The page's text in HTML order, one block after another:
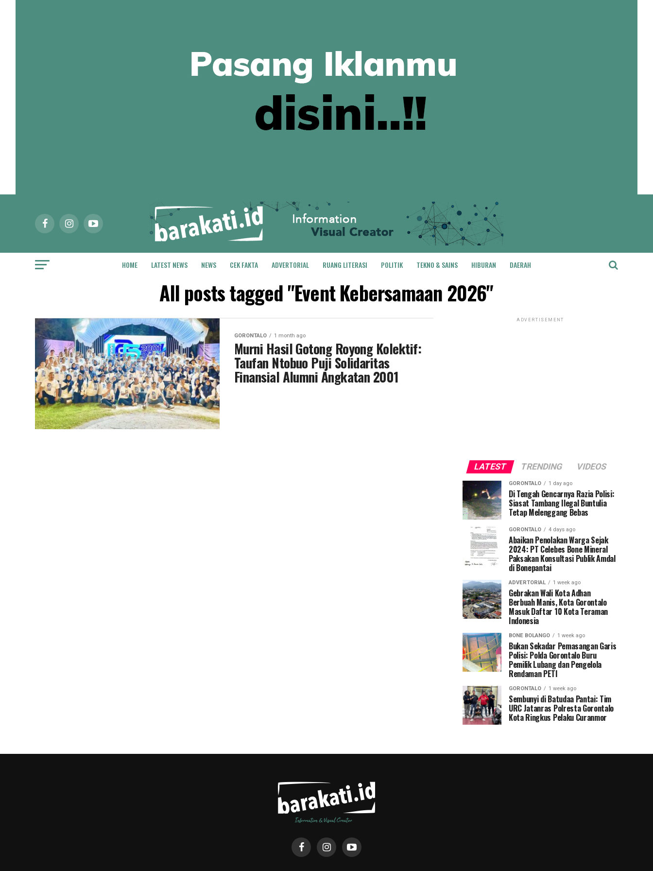
HOME LATEST NEWS NEWS CEK FAKTA ADVERTORIAL RUANG LITERASI POLITIK TEKNO & SAINS HIBURAN DAERAH
All posts tagged "Event Kebersamaan 2026"
GORONTALO 1 month ago
Murni Hasil Gotong Royong Kolektif:
Taufan Ntobuo Puji Solidaritas
Finansial Alumni Angkatan 2001
ADVERTISEMENT
LATEST TRENDING VIDEOS
GORONTALO 1 day ago
Di Tengah Gencarnya Razia Polisi:
Siasat Tambang Ilegal Buntulia
Tetap Melenggang Bebas
GORONTALO 4 days ago
Abaikan Penolakan Warga Sejak
2024: PT Celebes Bone Mineral
Paksakan Konsultasi Publik Amdal
di Bonepantai
ADVERTORIAL 1 week ago
Gebrakan Wali Kota Adhan
Berbuah Manis, Kota Gorontalo
Masuk Daftar 10 Kota Teraman
Indonesia
BONE BOLANGO 1 week ago
Bukan Sekadar Pemasangan Garis
Polisi: Polda Gorontalo Buru
Pemilik Lubang dan Pengelola
Rendaman PETI
GORONTALO 1 week ago
Sembunyi di Batudaa Pantai: Tim
URC Jatanras Polresta Gorontalo
Kota Ringkus Pelaku Curanmor